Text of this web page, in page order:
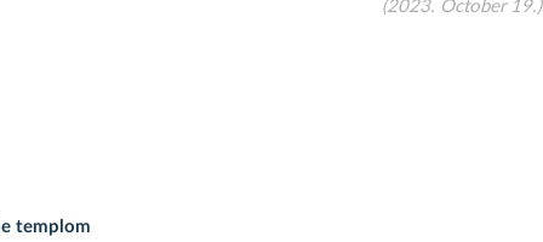
(2023. October 19.)
templom